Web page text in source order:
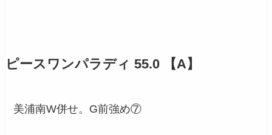
ピースワンパラディ 55.0 【A】
美浦南W併せ。G前強め⑦